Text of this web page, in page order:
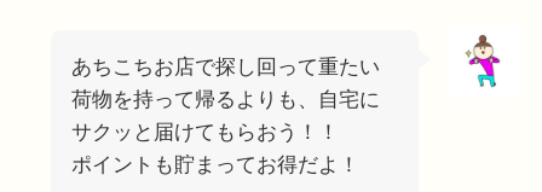
あちこちお店で探し回って重たい
荷物を持って帰るよりも、自宅に
サクッと届けてもらおう！！
ポイントも貯まってお得だよ！